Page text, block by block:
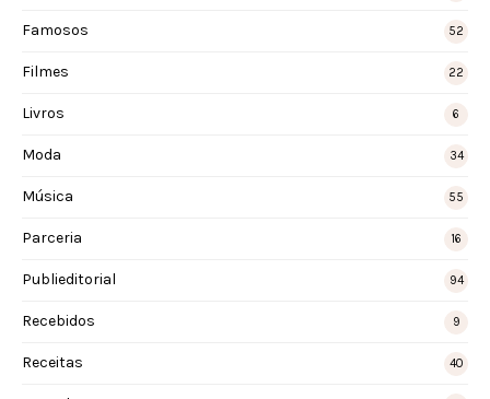
Famosos 52
Filmes 22
Livros 6
Moda 34
Música 55
Parceria 16
Publieditorial 94
Recebidos 9
Receitas 40